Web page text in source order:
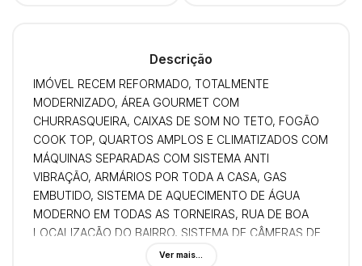
Descrição
IMÓVEL RECEM REFORMADO, TOTALMENTE
MODERNIZADO, ÁREA GOURMET COM
CHURRASQUEIRA, CAIXAS DE SOM NO TETO, FOGÃO
COOK TOP, QUARTOS AMPLOS E CLIMATIZADOS COM
MÁQUINAS SEPARADAS COM SISTEMA ANTI
VIBRAÇÃO, ARMÁRIOS POR TODA A CASA, GAS
EMBUTIDO, SISTEMA DE AQUECIMENTO DE ÁGUA
MODERNO EM TODAS AS TORNEIRAS, RUA DE BOA
LOCALIZAÇÃO DO BAIRRO, SISTEMA DE CÂMERAS DE
SEGURANÇA INTERNA E EXTERNA.
Ver mais...